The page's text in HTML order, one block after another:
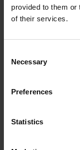
provided to them or
of their services.
Selection
Necessary
Preferences
Statistics
Per oltre 170 anni, la
dell'impresa e della
impegnato a lungo